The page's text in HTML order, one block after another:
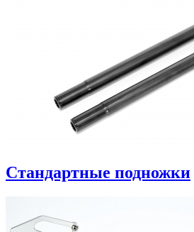
Стандартные подножки